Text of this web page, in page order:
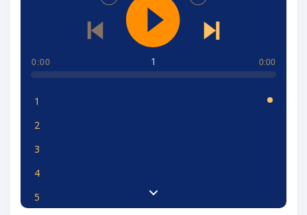
1
0:00 0:00
1
2
3
4
5